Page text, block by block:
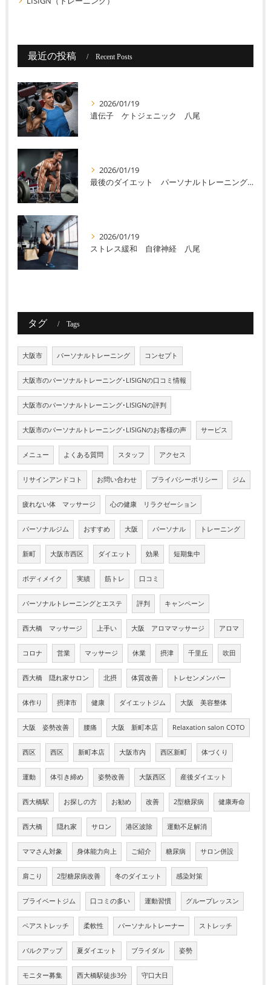
最近の投稿 Recent Posts
2026/01/19
遺伝子 ケトジェニック 八尾
2026/01/19
最後のダイエット パーソナルトレーニング 八尾
2026/01/19
ストレス緩和 自律神経 八尾
タグ Tags
大阪市 パーソナルトレーニング コンセプト
大阪市のパーソナルトレーニング･LISIGNの口コミ情報
大阪市のパーソナルトレーニング･LISIGNの評判
大阪市のパーソナルトレーニング･LISIGNのお客様の声 サービス
メニュー よくある質問 スタッフ アクセス
リサインアンドコト お問い合わせ プライバシーポリシー ジム
疲れない体 マッサージ 心の健康 リラクゼーション
パーソナルジム おすすめ 大阪 パーソナル トレーニング
新町 大阪市西区 ダイエット 効果 短期集中
ボディメイク 実績 筋トレ 口コミ
パーソナルトレーニングとエステ 評判 キャンペーン
西大橋 マッサージ 上手い 大阪 アロママッサージ アロマ
コロナ 営業 マッサージ 休業 摂津 千里丘 吹田
西大橋 隠れ家サロン 北摂 体質改善 トレセンメンバー
体作り 摂津市 健康 ダイエットジム 大阪 美容整体
大阪 姿勢改善 腰痛 大阪 新町本店 Relaxation salon COTO
西区 西区 新町本店 大阪市内 西区新町 体づくり
運動 体引き締め 姿勢改善 大阪西区 産後ダイエット
西大橋駅 お探しの方 お勧め 改善 2型糖尿病 健康寿命
西大橋 隠れ家 サロン 港区波除 運動不足解消
ママさん対象 身体能力向上 ご紹介 糖尿病 サロン併設
肩こり 2型糖尿病改善 冬のダイエット 感染対策
プライベートジム 口コミの多い 運動習慣 グループレッスン
ペアストレッチ 柔軟性 パーソナルトレーナー ストレッチ
バルクアップ 夏ダイエット ブライダル 姿勢
モニター募集 西大橋駅徒歩3分 守口大日